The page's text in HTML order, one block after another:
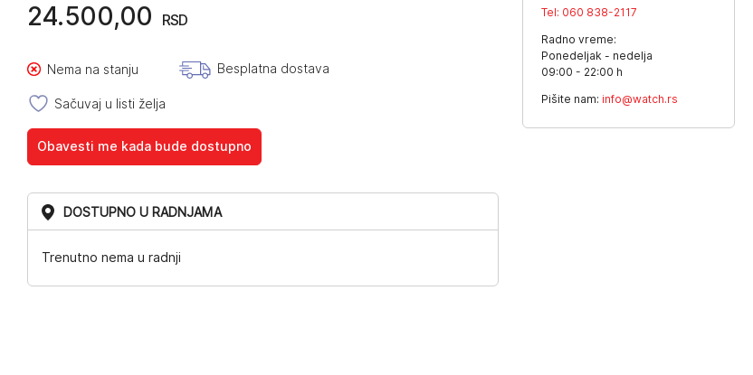
24.500,00 RSD
Nema na stanju Besplatna dostava
Sačuvaj u listi želja
Obavesti me kada bude dostupno
DOSTUPNO U RADNJAMA
Trenutno nema u radnji
Tel: 060 838-2117
Radno vreme:
Ponedeljak - nedelja
09:00 - 22:00 h
Pišite nam: info@watch.rs